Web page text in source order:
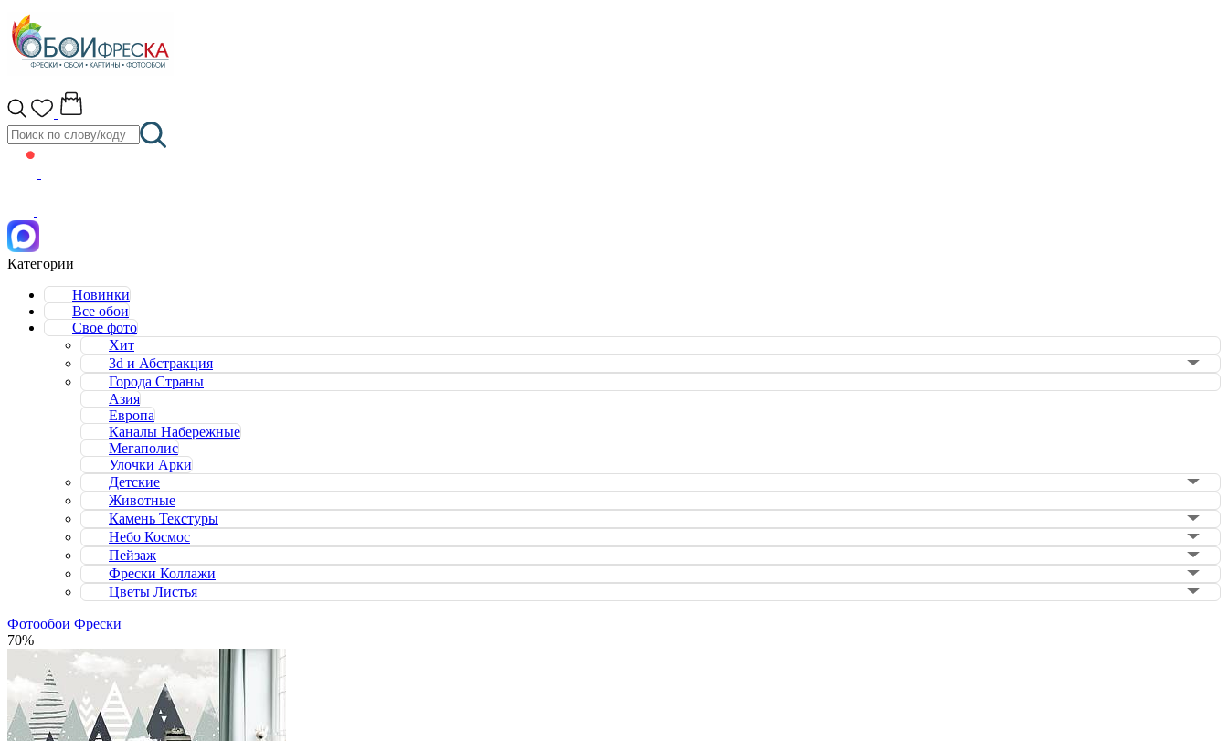
Категории
Новинки
Все обои
Свое фото
Хит
3d и Абстракция
Города Страны
Азия
Европа
Каналы Набережные
Мегаполис
Улочки Арки
Детские
Животные
Камень Текстуры
Небо Космос
Пейзаж
Фрески Коллажи
Цветы Листья
Фотообои Фрески
70%